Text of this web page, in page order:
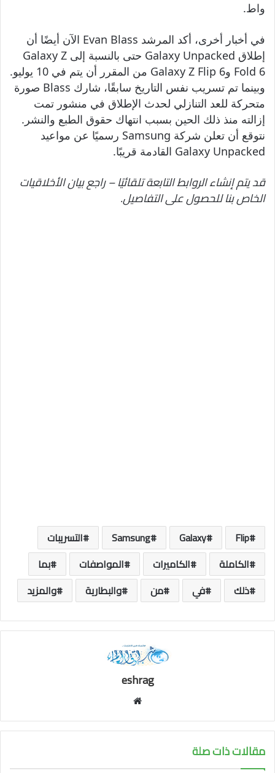
واط.
في أخبار أخرى، أكد المرشد Evan Blass الآن أيضًا أن
إطلاق Galaxy Unpacked حتى بالنسبة إلى Galaxy Z
Fold 6 وGalaxy Z Flip 6 من المقرر أن يتم في 10 يوليو.
وبينما تم تسريب نفس التاريخ سابقًا، شارك Blass صورة
متحركة للعد التنازلي لحدث الإطلاق في منشور تمت
إزالته منذ ذلك الحين بسبب انتهاك حقوق الطبع والنشر.
نتوقع أن تعلن شركة Samsung رسميًا عن مواعيد
Galaxy Unpacked القادمة قريبًا.
قد يتم إنشاء الروابط التابعة تلقائيًا – راجع بيان الأخلاقيات
الخاص بنا للحصول على التفاصيل.
Flip
Galaxy
Samsung
التسريبات
الكاملة
الكاميرات المواصفات
بما
ذلك
في من والبطارية والمزيد
eshrag
مقالات ذات صلة